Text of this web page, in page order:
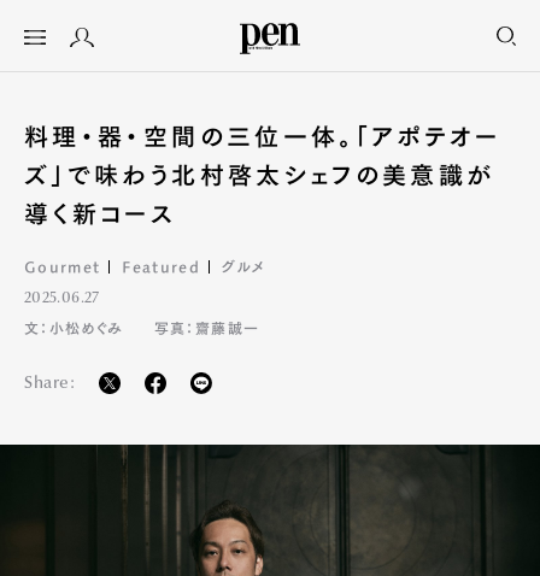
料理・器・空間の三位一体。「アポテオー
ズ」で味わう北村啓太シェフの美意識が
導く新コース
Gourmet Featured グルメ
2025.06.27
文：小松めぐみ
写真：齋藤誠一
Share: